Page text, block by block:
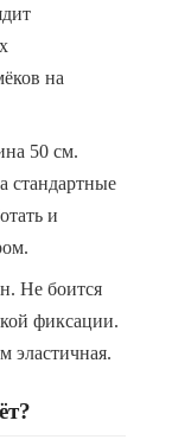
на
50 см.
стандартные
и
Не боится
фиксации.
эластичная.